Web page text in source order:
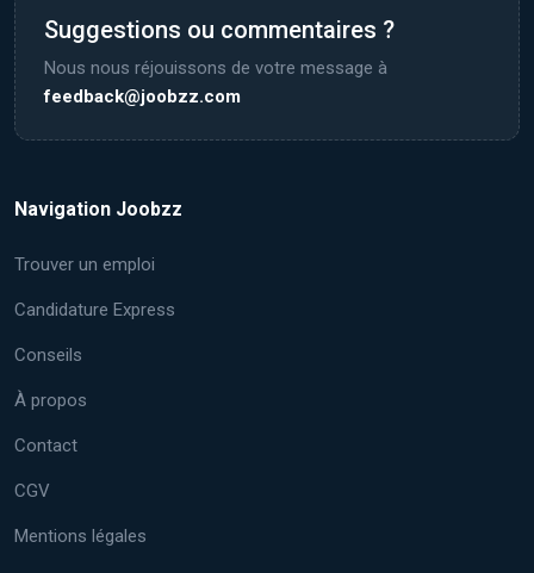
Suggestions ou commentaires ?
Nous nous réjouissons de votre message à
feedback@joobzz.com
Navigation Joobzz
Trouver un emploi
Candidature Express
Conseils
À propos
Contact
CGV
Mentions légales